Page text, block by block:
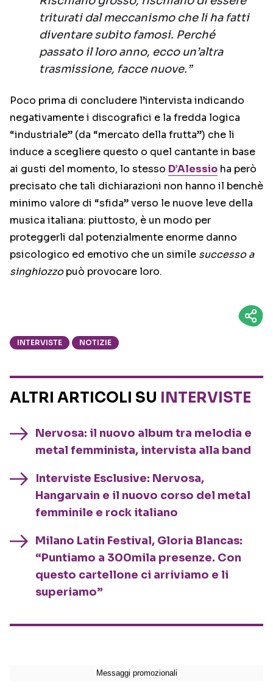
triturati dal meccanismo che li ha fatti
diventare subito famosi. Perché
passato il loro anno, ecco un’altra
trasmissione, facce nuove.”
Poco prima di concludere l’intervista indicando
negativamente i discografici e la fredda logica
“industriale” (da “mercato della frutta”) che li
induce a scegliere questo o quel cantante in base
ai gusti del momento, lo stesso D’Alessio ha però
precisato che tali dichiarazioni non hanno il benchè
minimo valore di “sfida” verso le nuove leve della
musica italiana: piuttosto, è un modo per
proteggerli dal potenzialmente enorme danno
psicologico ed emotivo che un simile successo a
singhiozzopuò provocare loro.
INTERVISTE NOTIZIE
ALTRI ARTICOLI SU INTERVISTE
Nervosa: il nuovo album tra melodia e
metal femminista, intervista alla band
Interviste Esclusive: Nervosa,
Hangarvain e il nuovo corso del metal
femminile e rock italiano
Milano Latin Festival, Gloria Blancas:
“Puntiamo a 300mila presenze. Con
questo cartellone ci arriviamo e li
superiamo”